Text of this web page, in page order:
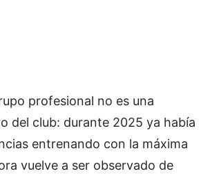
profesional no es una
del club: durante 2025 ya había
entrenando con la máxima
vuelve a ser observado de